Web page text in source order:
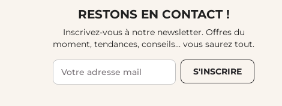
RESTONS EN CONTACT !
Inscrivez-vous à notre newsletter. Offres du
moment, tendances, conseils... vous saurez tout.
S'INSCRIRE